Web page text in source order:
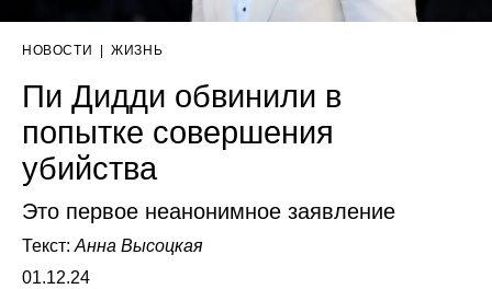
НОВОСТИ ЖИЗНЬ
Пи Дидди обвинили в
попытке совершения
убийства
Это первое неанонимное заявление
Текст: Анна Высоцкая
01.12.24